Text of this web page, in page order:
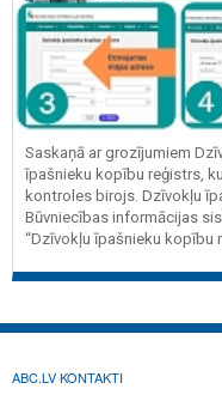
Saskaņā ar grozījumiem
īpašnieku kopību reģistrs,
kontroles birojs. Dzīvokļu
Būvniecības informācijas
“Dzīvokļu īpašnieku kopību
ABC.LV KONTAKTI